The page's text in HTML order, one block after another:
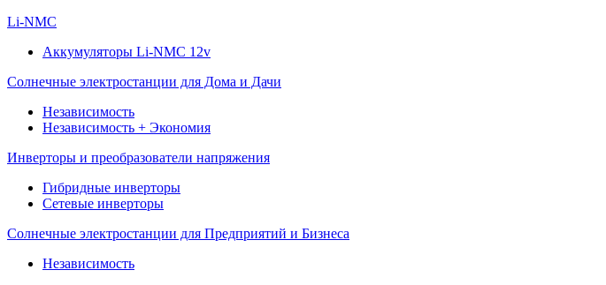
Li-NMC
Аккумуляторы Li-NMC 12v
Солнечные электростанции для Дома и Дачи
Независимость
Независимость + Экономия
Инверторы и преобразователи напряжения
Гибридные инверторы
Сетевые инверторы
Солнечные электростанции для Предприятий и Бизнеса
Независимость